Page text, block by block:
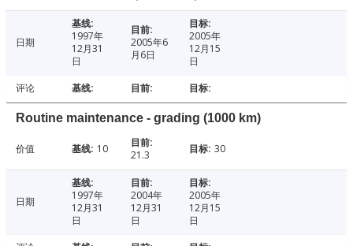
日期
1997年
12月31
日
2005年6
月6日
2005年
12月15
日
评论
Routine maintenance - grading (1000 km)
价值 10 21.3 30
日期
1997年
12月31
日
2004年
12月31
日
2005年
12月15
日